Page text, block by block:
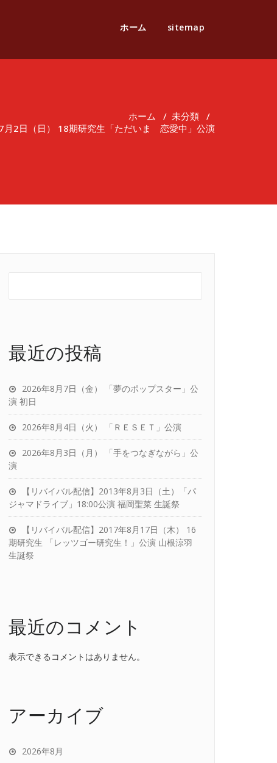
ホーム sitemap
ホーム / 未分類 /
月2日（日） 18期研究生「ただいま 恋愛中」公演
最近の投稿
2026年8月7日（金） 「夢のポップスター」公
演 初日
2026年8月4日（火） 「ＲＥＳＥＴ」公演
2026年8月3日（月） 「手をつなぎながら」公
演
【リバイバル配信】2013年8月3日（土）「パ
ジャマドライブ」18:00公演 福岡聖菜 生誕祭
【リバイバル配信】2017年8月17日（木） 16
期研究生 「レッツゴー研究生！」公演 山根涼羽
生誕祭
最近のコメント
表示できるコメントはありません。
アーカイブ
2026年8月